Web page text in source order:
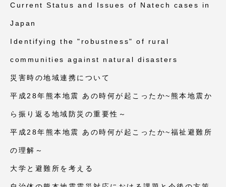
Current Status and Issues of Natech cases in
Japan
Identifying the "robustness" of rural
communities against natural disasters
災害時の地域連携について
平成28年熊本地震 あの時何が起こったか~熊本地震か
ら振り返る地域防災の重要性～
平成28年熊本地震 あの時何が起こったか~福祉避難所
の理解～
大学と避難所を考える